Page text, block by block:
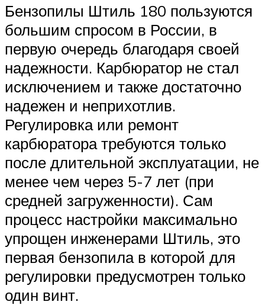
Бензопилы Штиль 180 пользуются
большим спросом в России, в
первую очередь благодаря своей
надежности. Карбюратор не стал
исключением и также достаточно
надежен и неприхотлив.
Регулировка или ремонт
карбюратора требуются только
после длительной эксплуатации, не
менее чем через 5-7 лет (при
средней загруженности). Сам
процесс настройки максимально
упрощен инженерами Штиль, это
первая бензопила в которой для
регулировки предусмотрен только
один винт.